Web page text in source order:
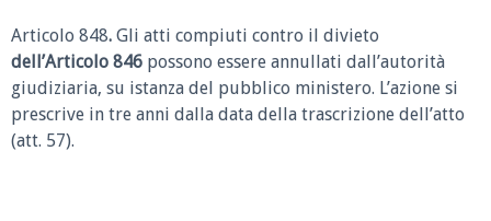
Articolo 848. Gli atti compiuti contro il divieto
dell’Articolo 846 possono essere annullati dall’autorità
giudiziaria, su istanza del pubblico ministero. L’azione si
prescrive in tre anni dalla data della trascrizione dell’atto
(att. 57).